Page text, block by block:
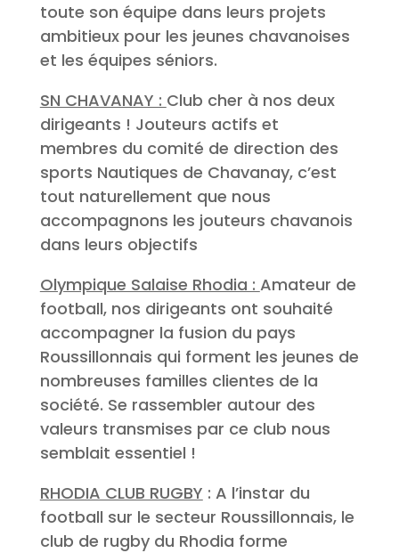
toute son équipe dans leurs projets
ambitieux pour les jeunes chavanoises
et les équipes séniors.
SN CHAVANAY : Club cher à nos deux
dirigeants ! Jouteurs actifs et
membres du comité de direction des
sports Nautiques de Chavanay, c’est
tout naturellement que nous
accompagnons les jouteurs chavanois
dans leurs objectifs
Olympique Salaise Rhodia : Amateur de
football, nos dirigeants ont souhaité
accompagner la fusion du pays
Roussillonnais qui forment les jeunes de
nombreuses familles clientes de la
société. Se rassembler autour des
valeurs transmises par ce club nous
semblait essentiel !
RHODIA CLUB RUGBY : A l’instar du
football sur le secteur Roussillonnais, le
club de rugby du Rhodia forme